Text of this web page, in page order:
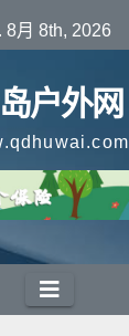
8月 8th, 2026
户外网